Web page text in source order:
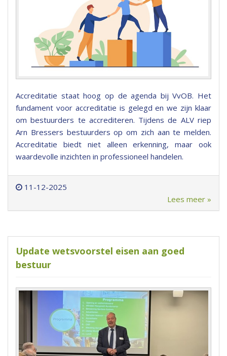
Accreditatie staat hoog op de agenda bij VvOB. Het
fundament voor accreditatie is gelegd en we zijn klaar
om bestuurders te accrediteren. Tijdens de ALV riep
Arn Bressers bestuurders op om zich aan te melden.
Accreditatie biedt niet alleen erkenning, maar ook
waardevolle inzichten in professioneel handelen.
11-12-2025
Lees meer »
Update wetsvoorstel eisen aan goed
bestuur